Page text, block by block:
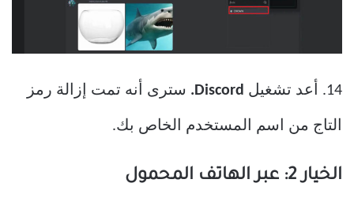
14. أعد تشغيل Discord. سترى أنه تمت إزالة رمز
التاج من اسم المستخدم الخاص بك.
الخيار 2: عبر الهاتف المحمول